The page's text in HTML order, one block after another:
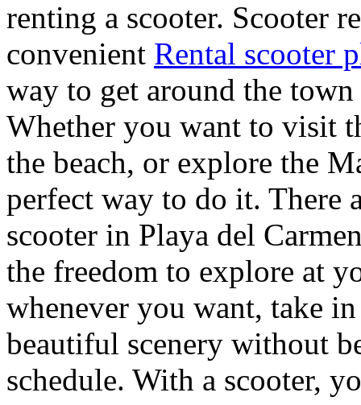
renting a scooter. Scooter
convenient Rental scooter
way to get around the
Whether you want to visit
the beach, or explore the
perfect way to do it. There
scooter in Playa del
the freedom to explore at
whenever you want, take
beautiful scenery without
schedule. With a scooter,